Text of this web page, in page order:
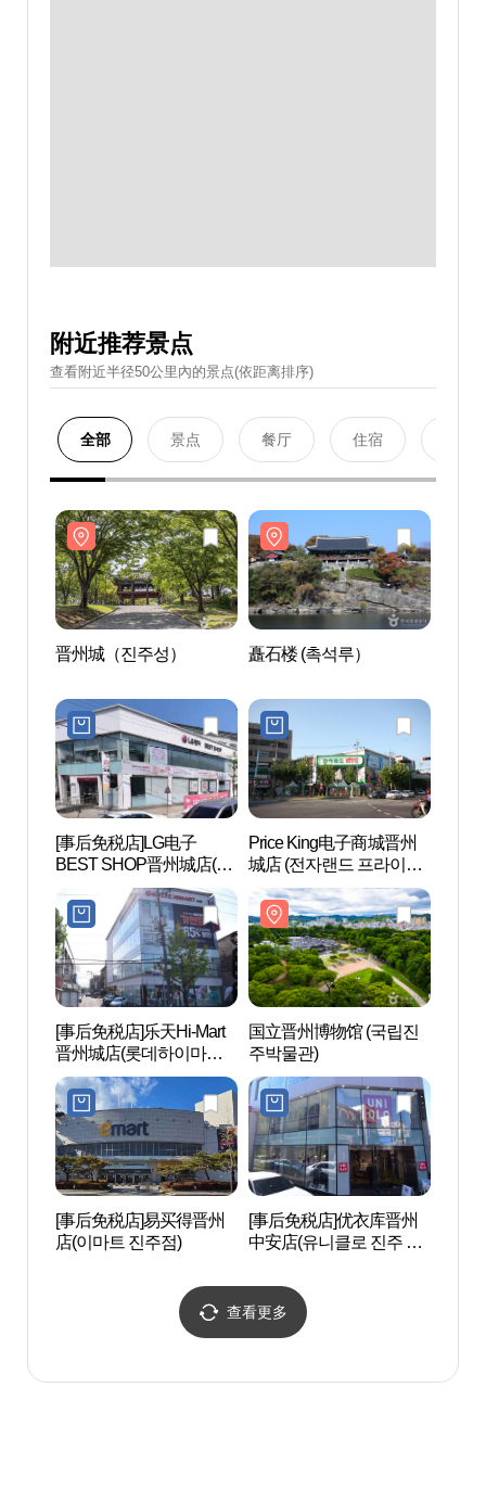
附近推荐景点
查看附近半径50公里內的景点(依距离排序)
全部 景点 餐厅 住宿
晋州城（진주성） 矗石楼 (촉석루）
[事后免税店]LG电子
BEST SHOP晋州城店(LG
전자 베스트샵 진주성점)
Price King电子商城晋州
城店 (전자랜드 프라이스
킹 진주성점)
[事后免税店]乐天Hi-Mart
晋州城店(롯데하이마트
진주성점)
国立晋州博物馆 (국립진
주박물관)
[事后免税店]易买得晋州
店(이마트 진주점)
[事后免税店]优衣库晋州
中安店(유니클로 진주 중
查看更多